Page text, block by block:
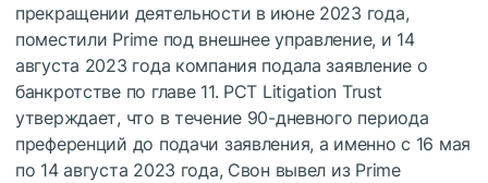
прекращении деятельности в июне 2023 года,
поместили Prime под внешнее управление, и 14
августа 2023 года компания подала заявление о
банкротстве по главе 11. PCT Litigation Trust
утверждает, что в течение 90-дневного периода
преференций до подачи заявления, а именно с 16 мая
по 14 августа 2023 года, Свон вывел из Prime